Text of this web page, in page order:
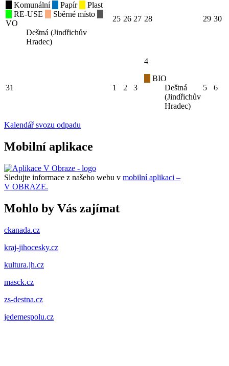
Komunální
Papír
Plast
RE-USE
Sběrné místo
VO
Deštná (Jindřichův
Hradec)
25 26 27 28 29 30
31 1 2 3
4
BIO
Deštná
(Jindřichův
Hradec)
5 6
Kalendář svozu odpadu
Mobilní aplikace
Sledujte informace z našeho webu v mobilní aplikaci –
V OBRAZE.
Mohlo by Vás zajímat
ckanada.cz
kraj-jihocesky.cz
kultura.jh.cz
masck.cz
zs-destna.cz
jedemespolu.cz